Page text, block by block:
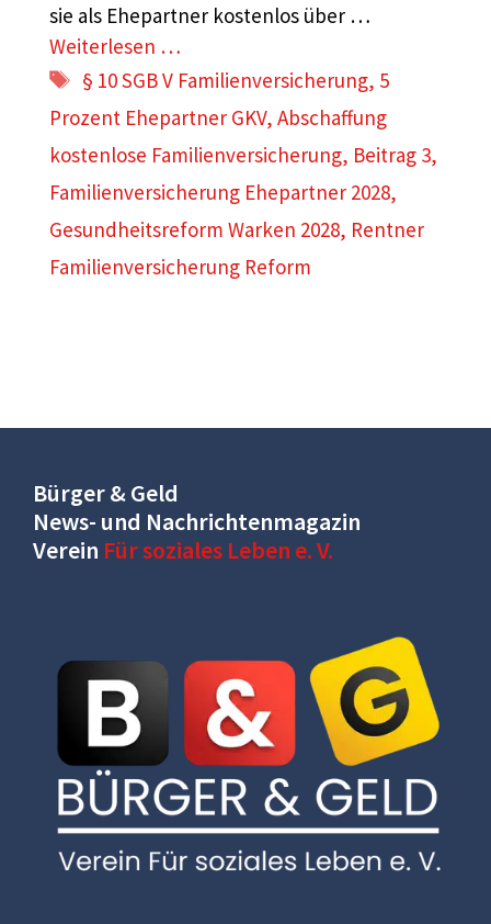
sie als Ehepartner kostenlos über …
Weiterlesen …
Schlagwörter
§ 10 SGB V Familienversicherung, 5
Prozent Ehepartner GKV, Abschaffung
kostenlose Familienversicherung, Beitrag 3,
Familienversicherung Ehepartner 2028,
Gesundheitsreform Warken 2028, Rentner
Familienversicherung Reform
Bürger & Geld
News- und Nachrichtenmagazin
Verein Für soziales Leben e. V.